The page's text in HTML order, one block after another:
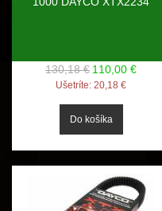
130,18 € 110,00 €
Ušetríte: 20,18 €